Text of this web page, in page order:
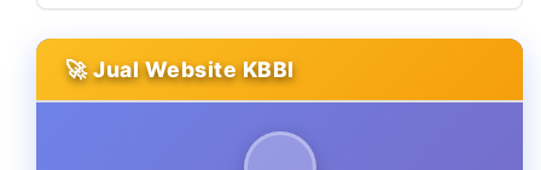
🚀 Jual Website KBBI